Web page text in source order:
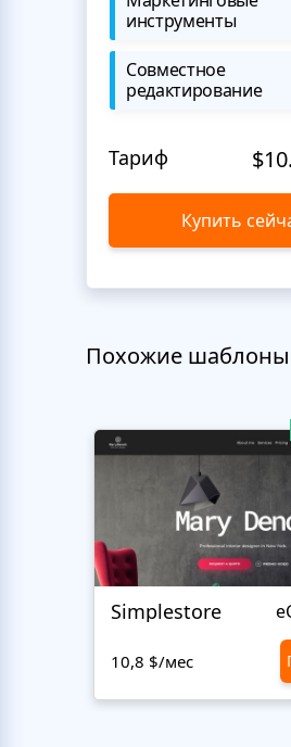
инструменты
Совместное
редактирование
Тариф
Купить
Похожие шаблоны
Simplestore
10,8 $/мес